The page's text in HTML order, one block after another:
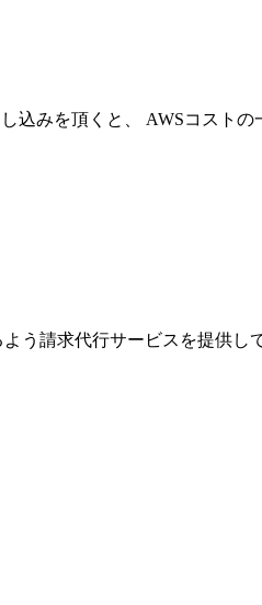
込みを頂くと、 AWSコスト
う請求代行サービスを提供し